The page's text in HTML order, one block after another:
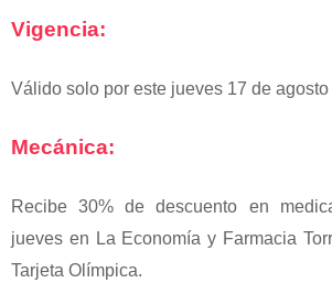
Vigencia:
Válido solo por este jueves 17 de agosto
Mecánica:
Recibe 30% de descuento en
jueves en La Economía y Farmacia
Tarjeta Olímpica.